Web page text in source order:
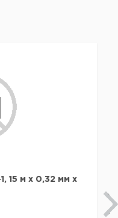
15 м x 0,32 мм х